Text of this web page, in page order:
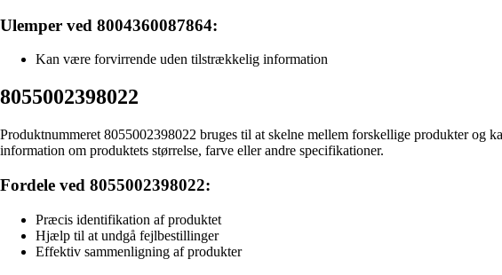
Ulemper ved 8004360087864:
Kan være forvirrende uden tilstrækkelig information
8055002398022
Produktnummeret 8055002398022 bruges til at skelne mellem forskellige produkter
information om produktets størrelse, farve eller andre specifikationer.
Fordele ved 8055002398022:
Præcis identifikation af produktet
Hjælp til at undgå fejlbestillinger
Effektiv sammenligning af produkter